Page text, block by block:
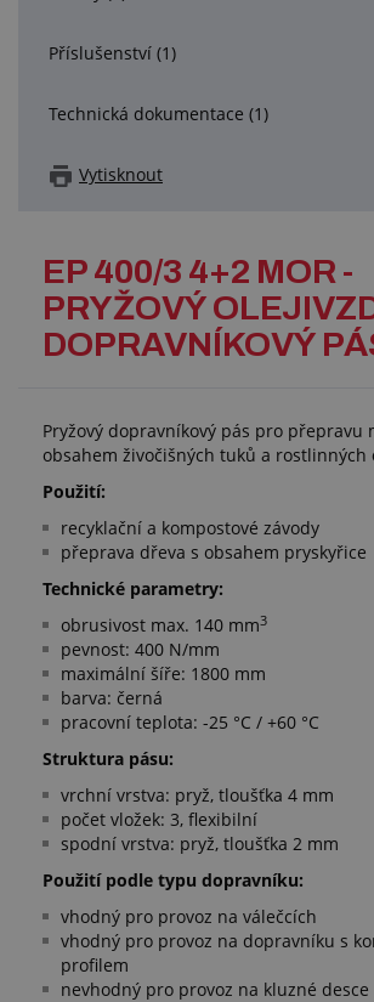
Příslušenství (1)
Technická dokumentace (1)
Vytisknout
EP 400/3 4+2 MOR -
PRYŽOVÝ
DOPRAVNÍKOVÝ
Pryžový dopravníkový pás pro přepravu
obsahem živočišných tuků a rostlinných
Použití:
recyklační a kompostové závody
přeprava dřeva s obsahem pryskyřice
Technické parametry:
obrusivost max. 140 mm3
pevnost: 400 N/mm
maximální šíře: 1800 mm
barva: černá
pracovní teplota: -25 °C / +60 °C
Struktura pásu:
vrchní vrstva: pryž, tloušťka 4 mm
počet vložek: 3, flexibilní
spodní vrstva: pryž, tloušťka 2 mm
Použití podle typu dopravníku:
vhodný pro provoz na válečcích
vhodný pro provoz na dopravníku s
profilem
nevhodný pro provoz na kluzné desce